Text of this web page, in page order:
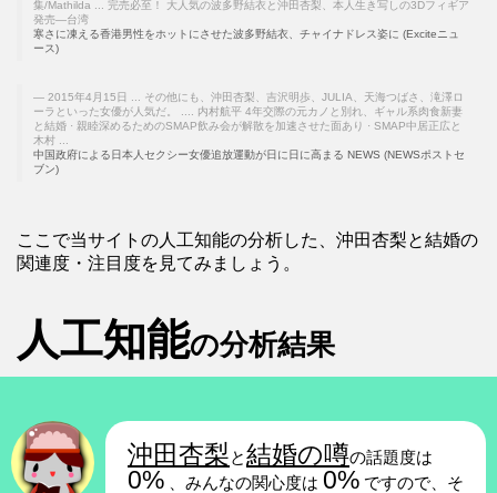
集/Mathilda ... 完売必至！ 大人気の波多野結衣と沖田杏梨、本人生き写しの3Dフィギア
発売―台湾
寒さに凍える香港男性をホットにさせた波多野結衣、チャイナドレス姿に (Exciteニュ
ース)
2015年4月15日 ... その他にも、沖田杏梨、吉沢明歩、JULIA、天海つばさ、滝澤ロ
ーラといった女優が人気だ。 .... 内村航平 4年交際の元カノと別れ、ギャル系肉食新妻
と結婚 · 親睦深めるためのSMAP飲み会が解散を加速させた面あり · SMAP中居正広と
木村 ...
中国政府による日本人セクシー女優追放運動が日に日に高まる NEWS (NEWSポストセ
ブン)
ここで当サイトの人工知能の分析した、沖田杏梨と結婚の
関連度・注目度を見てみましょう。
人工知能の分析結果
沖田杏梨と結婚の噂の話題度は
0% 、みんなの関心度は 0% ですので、そ